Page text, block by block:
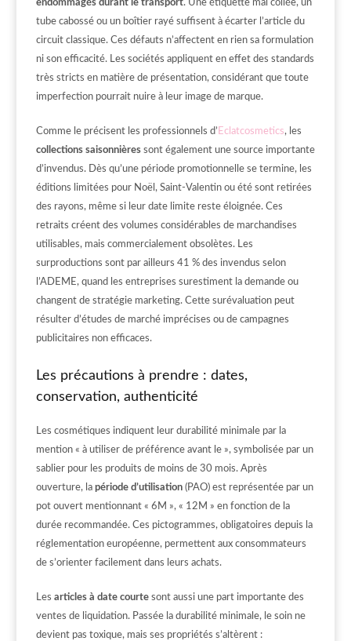
endommagés durant le transport. Une étiquette mal collée, un
tube cabossé ou un boîtier rayé suffisent à écarter l’article du
circuit classique. Ces défauts n’affectent en rien sa formulation
ni son efficacité. Les sociétés appliquent en effet des standards
très stricts en matière de présentation, considérant que toute
imperfection pourrait nuire à leur image de marque.
Comme le précisent les professionnels d’ Eclatcosmetics, les
collections saisonnières sont également une source importante
d’invendus. Dès qu’une période promotionnelle se termine, les
éditions limitées pour Noël, Saint-Valentin ou été sont retirées
des rayons, même si leur date limite reste éloignée. Ces
retraits créent des volumes considérables de marchandises
utilisables, mais commercialement obsolètes. Les
surproductions sont par ailleurs 41 % des invendus selon
l’ADEME, quand les entreprises surestiment la demande ou
changent de stratégie marketing. Cette surévaluation peut
résulter d’études de marché imprécises ou de campagnes
publicitaires non efficaces.
Les précautions à prendre : dates,
conservation, authenticité
Les cosmétiques indiquent leur durabilité minimale par la
mention « à utiliser de préférence avant le », symbolisée par un
sablier pour les produits de moins de 30 mois. Après
ouverture, la période d’utilisation (PAO) est représentée par un
pot ouvert mentionnant « 6M », « 12M » en fonction de la
durée recommandée. Ces pictogrammes, obligatoires depuis la
réglementation européenne, permettent aux consommateurs
de s’orienter facilement dans leurs achats.
Les articles à date courte sont aussi une part importante des
ventes de liquidation. Passée la durabilité minimale, le soin ne
devient pas toxique, mais ses propriétés s’altèrent :